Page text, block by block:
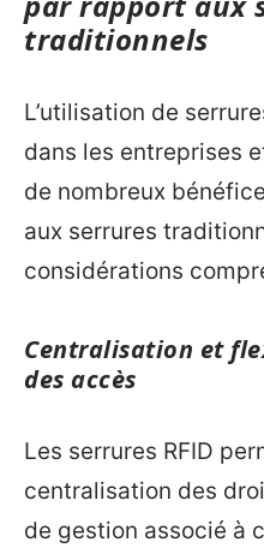
traditionnels
L’utilisation de
dans les entreprises
de nombreux
aux serrures
considérations
Centralisation et
des accès
Les serrures RFID
centralisation des
de gestion associé à